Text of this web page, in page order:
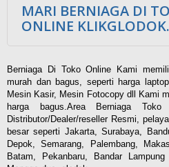
MARI BERNIAGA DI
ONLINE
Berniaga Di Toko Online Kami
murah dan bagus, seperti harga
Mesin Kasir, Mesin Fotocopy dll Kami
harga bagus.Area Berniaga
Distributor/Dealer/reseller Resmi,
besar seperti Jakarta, Surabaya,
Depok, Semarang, Palembang,
Batam, Pekanbaru, Bandar